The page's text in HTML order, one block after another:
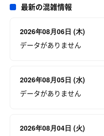
最新の混雑情報
2026年08月06日 (木)
データがありません
2026年08月05日 (水)
データがありません
2026年08月04日 (火)